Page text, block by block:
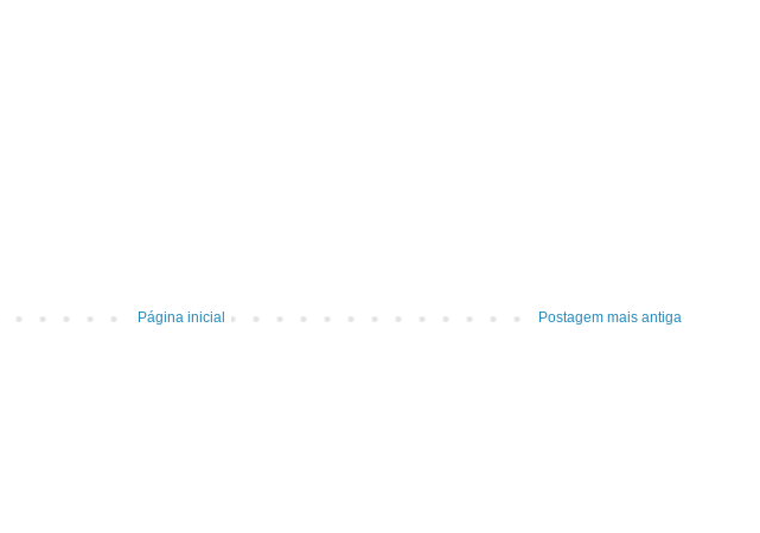
Postagem mais antiga
Página inicial